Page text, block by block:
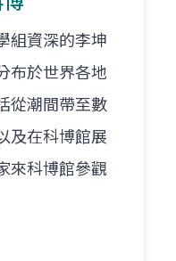
組資深的李坤
布於世界各地
從潮間帶至數
及在科博館展
來科博館參觀